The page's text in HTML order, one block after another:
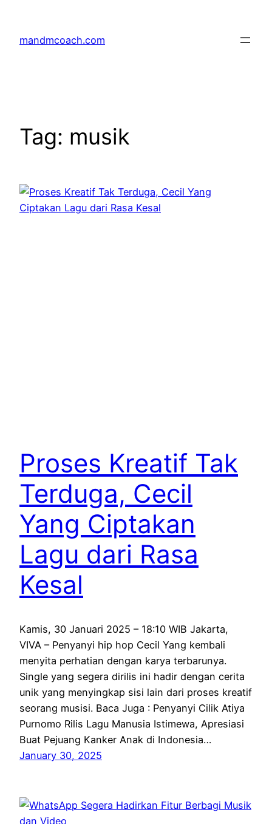
content
mandmcoach.com
Tag: musik
Proses Kreatif Tak
Terduga, Cecil
Yang Ciptakan
Lagu dari Rasa
Kesal
Kamis, 30 Januari 2025 – 18:10 WIB Jakarta,
VIVA – Penyanyi hip hop Cecil Yang kembali
menyita perhatian dengan karya terbarunya.
Single yang segera dirilis ini hadir dengan cerita
unik yang menyingkap sisi lain dari proses kreatif
seorang musisi. Baca Juga : Penyanyi Cilik Atiya
Purnomo Rilis Lagu Manusia Istimewa, Apresiasi
Buat Pejuang Kanker Anak di Indonesia…
January 30, 2025